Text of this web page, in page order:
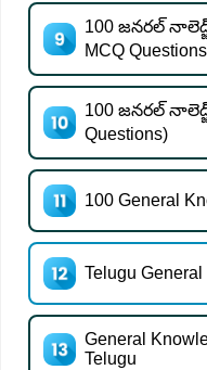
100 జనరల్
MCQ
100 జనరల్
Questions)
100 General
Telugu
General
Telugu